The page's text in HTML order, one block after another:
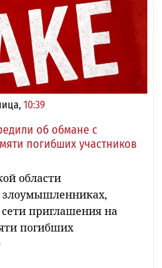
10:39
об обмане с
погибших участников
области
злоумышленниках,
приглашения на
погибших